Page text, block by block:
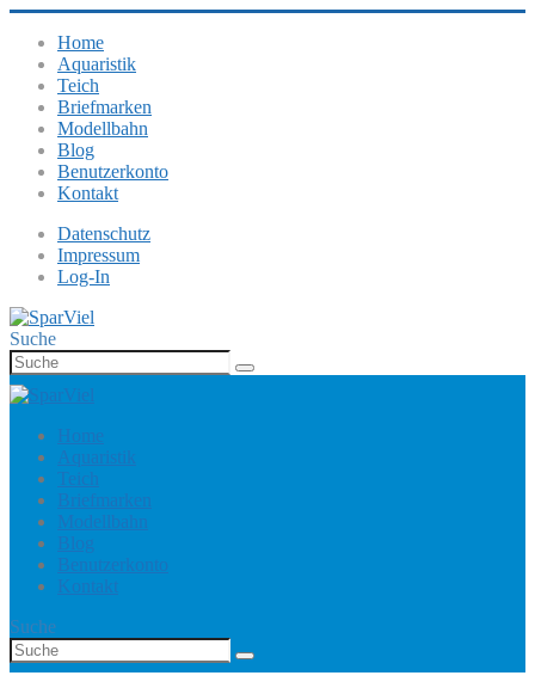
Home
Aquaristik
Teich
Briefmarken
Modellbahn
Blog
Benutzerkonto
Kontakt
Datenschutz
Impressum
Log-In
Suche
Home
Aquaristik
Teich
Briefmarken
Modellbahn
Blog
Benutzerkonto
Kontakt
Suche